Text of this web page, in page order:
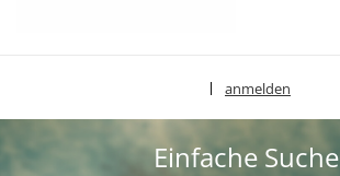
anmelden
Einfache Suche